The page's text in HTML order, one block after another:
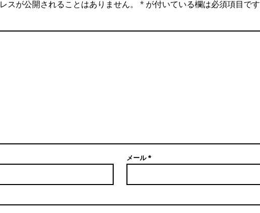
スが公開されることはありません。 * が付いている欄は必須項目です
メール*